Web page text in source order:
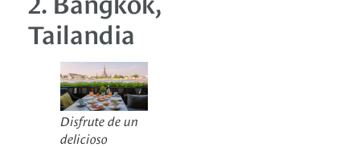
Tailandia
Disfrute de un
delicioso